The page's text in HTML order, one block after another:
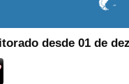
desde 01 de